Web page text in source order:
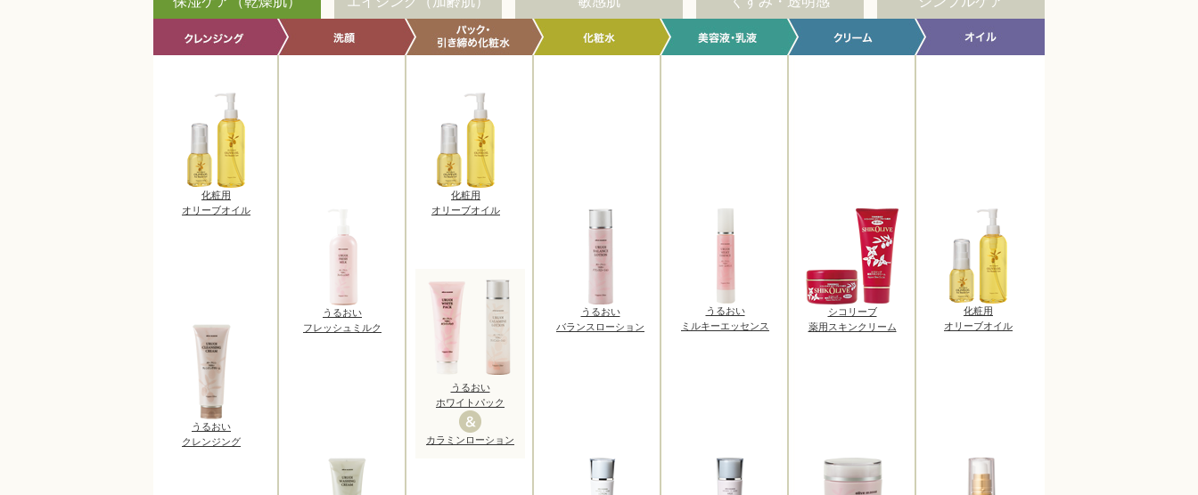
化粧用
オリーブオイル
うるおい
クレンジング
うるおい
フレッシュミルク
化粧用
オリーブオイル
うるおい
ホワイトパック
カラミンローション
うるおい
バランスローション
うるおい
ミルキーエッセンス
シコリーブ
薬用スキンクリーム
化粧用
オリーブオイル